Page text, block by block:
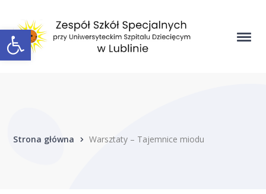
Open toolbar
Strona główna Warsztaty – Tajemnice miodu